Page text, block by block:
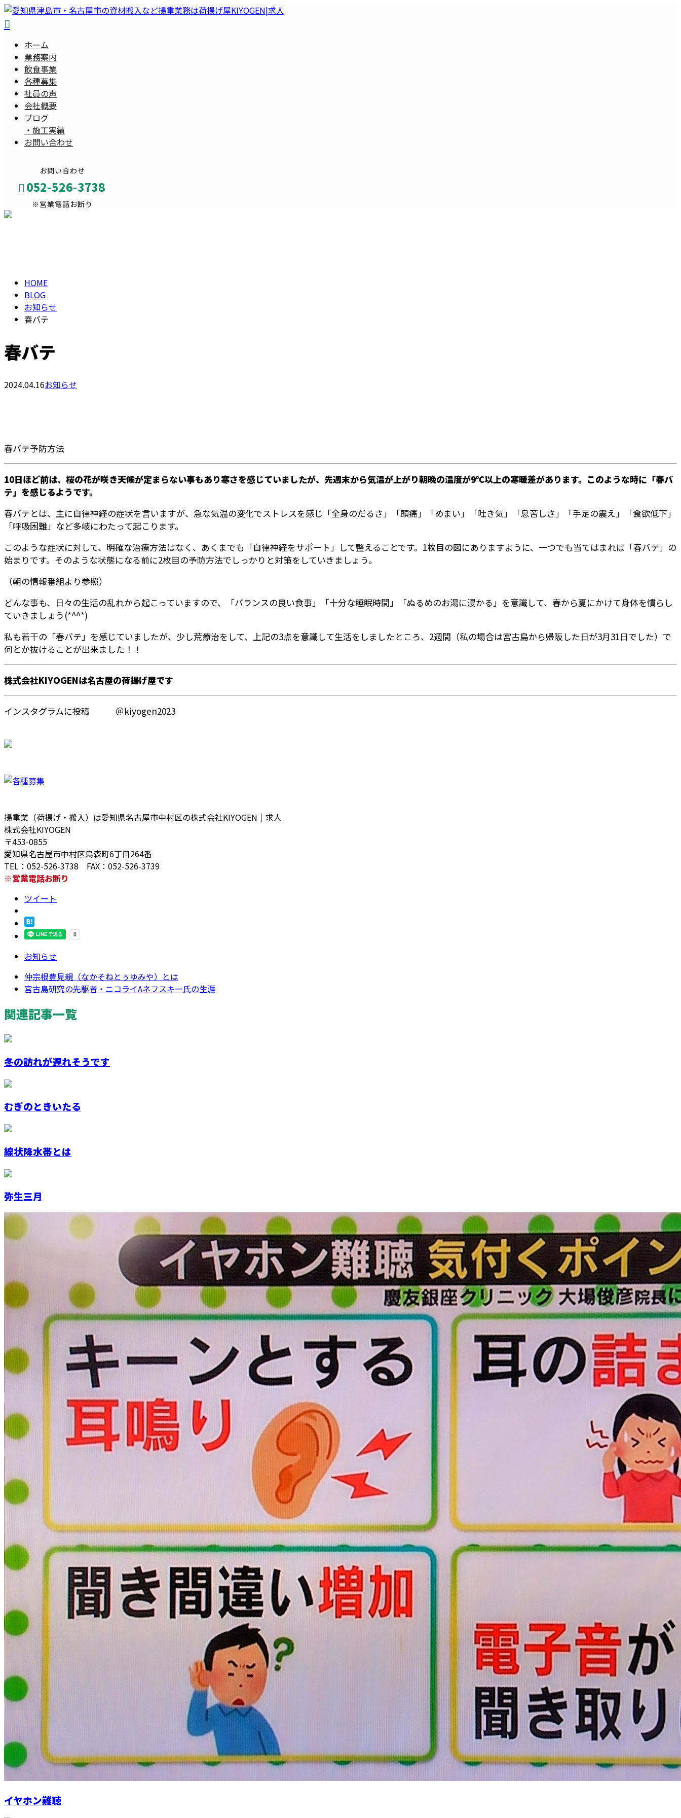
ホーム
業務案内
飲食事業
各種募集
社員の声
会社概要
ブログ
・ 施工実績
お問い合わせ
お問い合わせ
052-526-3738
※営業電話お断り
HOME
BLOG
お知らせ
春バテ
春バテ
2024.04.16お知らせ
春バテ予防方法
10日ほど前は、桜の花が咲き天候が定まらない事もあり寒さを感じていましたが、先週末から気温が上がり朝晩の温度が9℃以上の寒暖差があります。このような時に「春バ
テ」を感じるようです。
春バテとは、主に自律神経の症状を言いますが、急な気温の変化でストレスを感じ「全身のだるさ」「頭痛」「めまい」「吐き気」「息苦しさ」「手足の震え」「食欲低下」
「呼吸困難」など多岐にわたって起こります。
このような症状に対して、明確な治療方法はなく、あくまでも「自律神経をサポート」して整えることです。1枚目の図にありますように、一つでも当てはまれば「春バテ」の
始まりです。そのような状態になる前に2枚目の予防方法でしっかりと対策をしていきましょう。
（朝の情報番組より参照）
どんな事も、日々の生活の乱れから起こっていますので、「バランスの良い食事」「十分な睡眠時間」「ぬるめのお湯に浸かる」を意識して、春から夏にかけて身体を慣らし
ていきましょう(*^^*)
私も若干の「春バテ」を感じていましたが、少し荒療治をして、上記の3点を意識して生活をしましたところ、2週間（私の場合は宮古島から帰阪した日が3月31日でした）で
何とか抜けることが出来ました！！
株式会社KIYOGENは名古屋の荷揚げ屋です
インスタグラムに投稿 ＠kiyogen2023
揚重業（荷揚げ・搬入）は愛知県名古屋市中村区の株式会社KIYOGEN｜求人
株式会社KIYOGEN
〒453-0855
愛知県名古屋市中村区烏森町6丁目264番
TEL：052-526-3738 FAX：052-526-3739
※営業電話お断り
ツイート
お知らせ
仲宗根豊見親（なかそねとぅゆみや）とは
宮古島研究の先駆者・ニコライAネフスキー氏の生涯
関連記事一覧
冬の訪れが遅れそうです
むぎのときいたる
線状降水帯とは
弥生三月
イヤホン難聴